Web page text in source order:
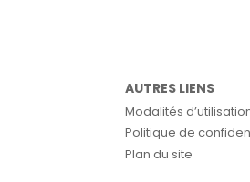
AUTRES LIENS
Modalités
Politique de
Plan du site